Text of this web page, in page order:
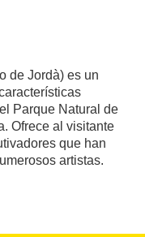
de Jordà) es un
Parque Natural de
Ofrece al visitante
que han
artistas.